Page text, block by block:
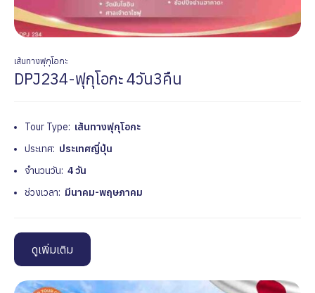
เส้นทางฟุกุโอกะ
DPJ234-ฟุกุโอกะ 4วัน3คืน
Tour Type: เส้นทางฟุกุโอกะ
ประเทศ: ประเทศญี่ปุ่น
จำนวนวัน: 4 วัน
ช่วงเวลา: มีนาคม-พฤษภาคม
ดูเพิ่มเติม